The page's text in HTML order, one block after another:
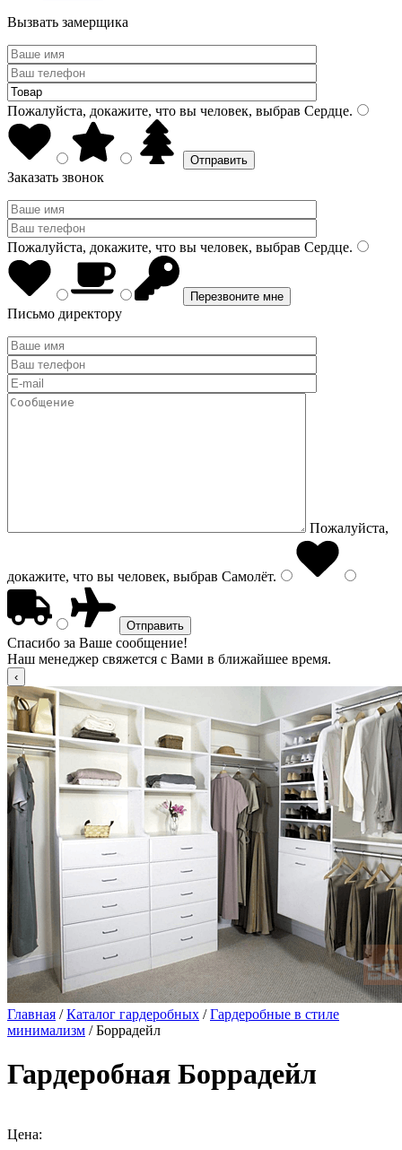
Вызвать замерщика
Пожалуйста, докажите, что вы человек, выбрав Сердце.
Заказать звонок
Пожалуйста, докажите, что вы человек, выбрав Сердце.
Письмо директору
Пожалуйста,
докажите, что вы человек, выбрав Самолёт.
Спасибо за Ваше сообщение!
Наш менеджер свяжется с Вами в ближайшее время.
Главная /Каталог гардеробных /Гардеробные в стиле
минимализм / Боррадейл
Гардеробная Боррадейл
Цена: